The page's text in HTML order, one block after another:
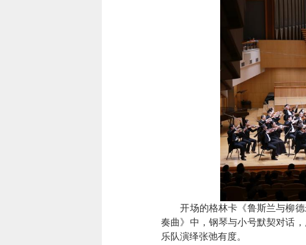
开场的格林卡《鲁斯兰与柳德
奏曲》中，钢琴与小号默契对话
乐队演绎张弛有度。